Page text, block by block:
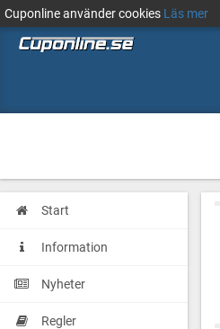
Cuponline använder cookies Läs mer
Start
Information
Nyheter
Regler